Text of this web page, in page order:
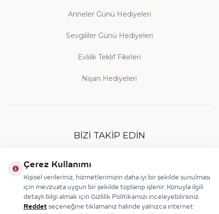
Anneler Günü Hediyeleri
Sevgililer Günü Hediyeleri
Evlilik Teklif Fikirleri
Nişan Hediyeleri
BIZI TAKIP EDIN
Çerez Kullanımı
Kişisel verileriniz, hizmetlerimizin daha iyi bir şekilde sunulması
için mevzuata uygun bir şekilde toplanıp işlenir. Konuyla ilgili
detaylı bilgi almak için Gizlilik Politikamızı inceleyebilirsiniz.
Reddet seçeneğine tıklamanız halinde yalnızca internet